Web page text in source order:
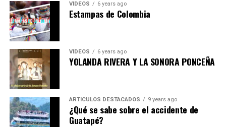
VIDEOS 6 years ago
Estampas de Colombia
VIDEOS 6 years ago
YOLANDA RIVERA Y LA SONORA PONCEÑA
ARTICULOS DESTACADOS 9 years ago
¿Qué se sabe sobre el accidente de
Guatapé?